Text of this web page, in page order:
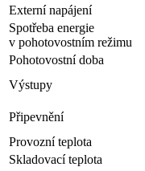
Externí napájení
Spotřeba energie
v pohotovostním režimu
Pohotovostní doba
Výstupy
Připevnění
Provozní teplota
Skladovací teplota